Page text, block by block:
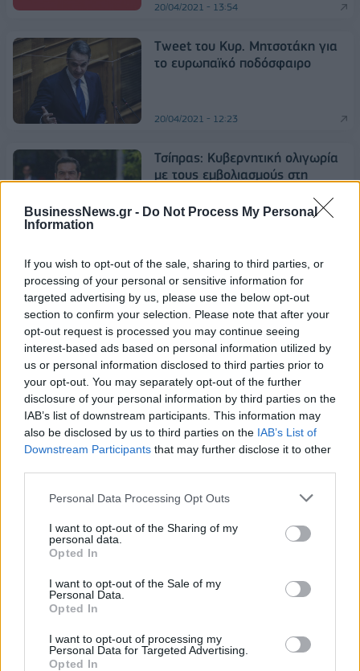
BusinessNews.gr - Do Not Process My Personal
Information
If you wish to opt-out of the sale, sharing to third parties, or
processing of your personal or sensitive information for
targeted advertising by us, please use the below opt-out
section to confirm your selection. Please note that after your
opt-out request is processed you may continue seeing
interest-based ads based on personal information utilized by
us or personal information disclosed to third parties prior to
your opt-out. You may separately opt-out of the further
disclosure of your personal information by third parties on the
IAB’s list of downstream participants. This information may
also be disclosed by us to third parties on the IAB’s List of
Downstream Participants that may further disclose it to other
Personal Data Processing Opt Outs
I want to opt-out of the Sharing of my
personal data.
Opted In
I want to opt-out of the Sale of my
Personal Data.
Opted In
I want to opt-out of processing my
Personal Data for Targeted Advertising.
Opted In
20/04/2021 - 13:54
Tweet του Κυρ. Μητσοτάκη για
το ευρωπαϊκό ποδόσφαιρο
20/04/2021 - 12:23
Τσίπρας: Κυβερνητική ολιγωρία
με τους εμβολιασμούς στη
Σκρέκας: Κήρυξε την έναρξη της
εβδομάδας ενέργειας στο ΧΑ
19/04/2021 - 18:32
Γεννηματά: Τέσσερις προτάσεις
άμεσης προτεραιότητας για τα
σχολεία
19/04/2021 - 18:05
Σήφη Βαλυράκη
Έναρξη
Σελίδα 432 από 457